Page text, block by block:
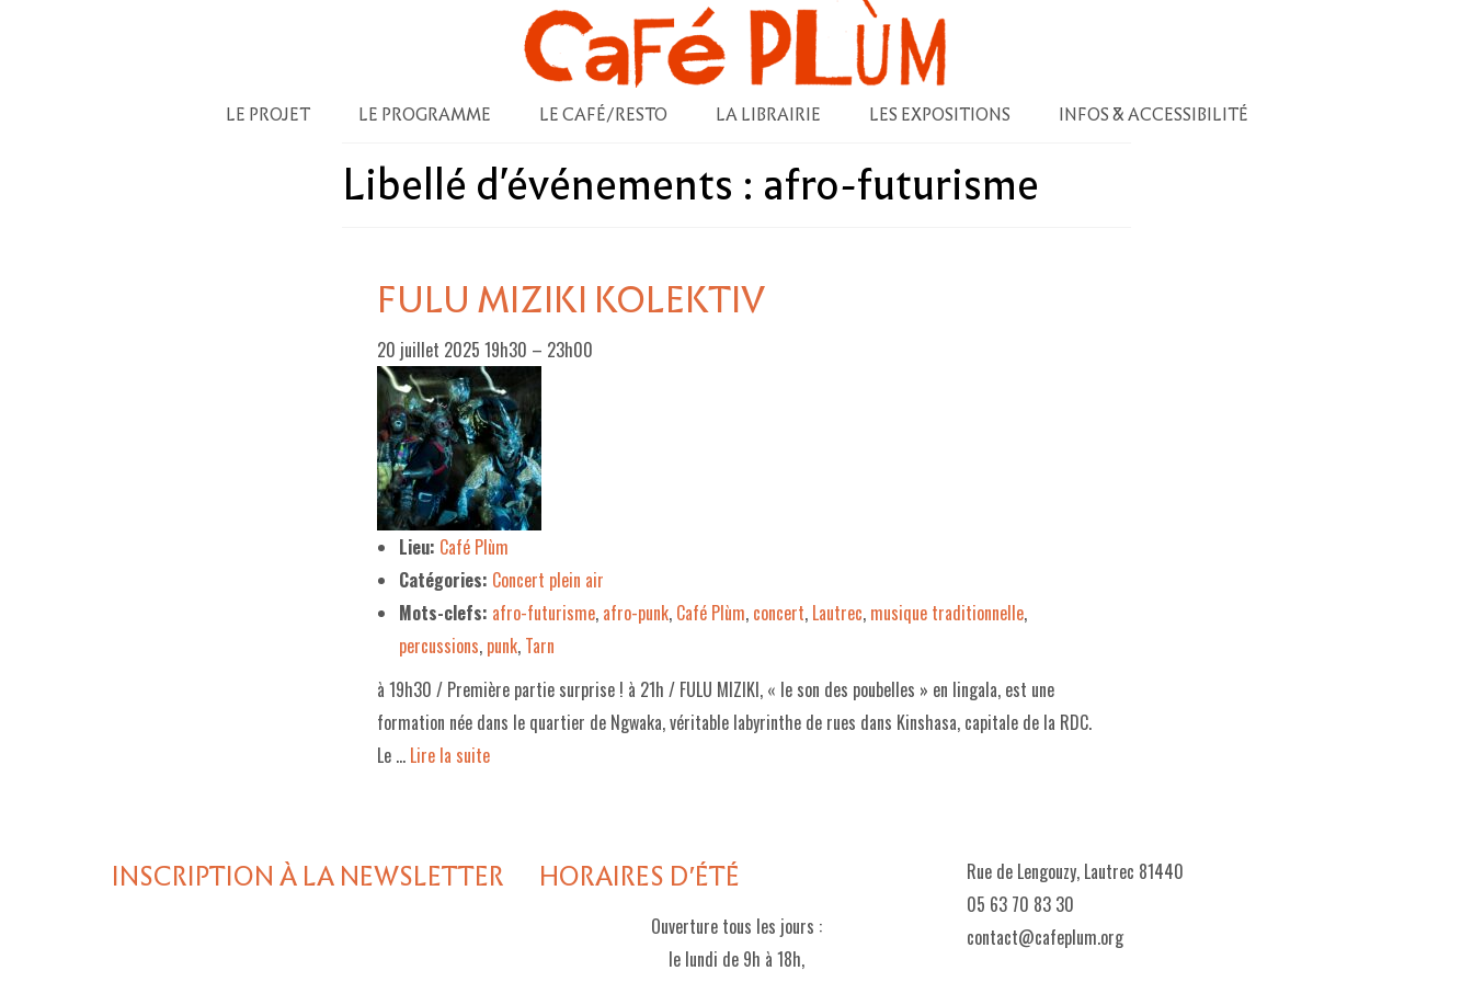
LE PROJET LE PROGRAMME LE CAFÉ/RESTO LA LIBRAIRIE LES EXPOSITIONS INFOS & ACCESSIBILITÉ
Libellé d'événements : afro-futurisme
FULU MIZIKI KOLEKTIV
20 juillet 2025 19h30 – 23h00
Lieu: Café Plùm
Catégories: Concert plein air
Mots-clefs: afro-futurisme, afro-punk, Café Plùm, concert, Lautrec, musique traditionnelle,
percussions, punk, Tarn
à 19h30 / Première partie surprise ! à 21h / FULU MIZIKI, « le son des poubelles » en lingala, est une
formation née dans le quartier de Ngwaka, véritable labyrinthe de rues dans Kinshasa, capitale de la RDC.
Le … Lire la suite­­
INSCRIPTION À LA NEWSLETTER HORAIRES D'ÉTÉ
Ouverture tous les jours :
le lundi de 9h à 18h,
Rue de Lengouzy, Lautrec 81440
05 63 70 83 30
contact@cafeplum.org